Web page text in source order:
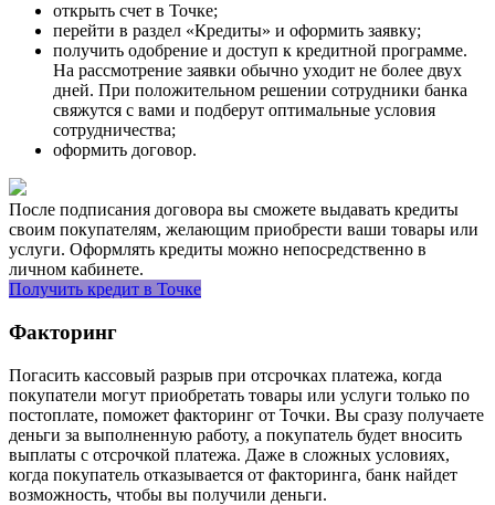
открыть счет в Точке;
перейти в раздел «Кредиты» и оформить заявку;
получить одобрение и доступ к кредитной программе.
На рассмотрение заявки обычно уходит не более двух
дней. При положительном решении сотрудники банка
свяжутся с вами и подберут оптимальные условия
сотрудничества;
оформить договор.
После подписания договора вы сможете выдавать кредиты
своим покупателям, желающим приобрести ваши товары или
услуги. Оформлять кредиты можно непосредственно в
личном кабинете.
Получить кредит в Точке
Факторинг
Погасить кассовый разрыв при отсрочках платежа, когда
покупатели могут приобретать товары или услуги только по
постоплате, поможет факторинг от Точки. Вы сразу получаете
деньги за выполненную работу, а покупатель будет вносить
выплаты с отсрочкой платежа. Даже в сложных условиях,
когда покупатель отказывается от факторинга, банк найдет
возможность, чтобы вы получили деньги.